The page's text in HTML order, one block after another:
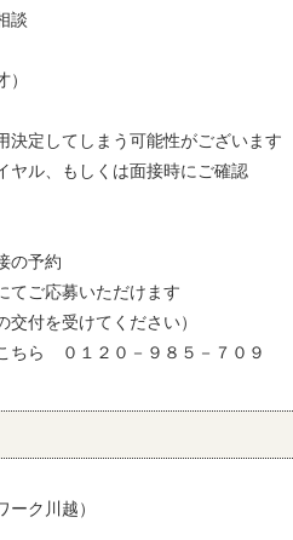
談
定してしまう可能性がございます
ル、もしくは面接時にご確認
の予約
てご応募いただけます
付を受けてください）
ちら ０１２０－９８５－７０９
ク川越）